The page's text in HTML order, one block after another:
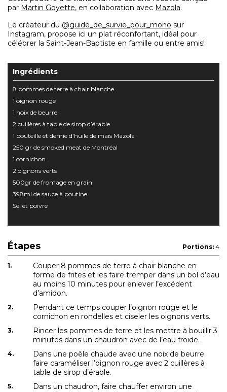
par Martin Goyette, en collaboration avec Mazola.
Le créateur du @guide_de_survie_pour_mono sur
Instagram, propose ici un plat réconfortant, idéal pour
célébrer la Saint-Jean-Baptiste en famille ou entre amis!
Ingrédients
8 pommes de terre à chair blanche
1 oignon rouge
1 noix de beurre
2 cuillères à table de sirop d’érable
1 bouteille et demie d’huile de maïs Mazola
250 gr de smoked meat de Montréal
1 cornichon
2 oignons verts
500gr de fromage en grain
398ml de sauce à poutine
Sel et poivre
Étapes Portions: 4
Couper 8 pommes de terre à chair blanche en
forme de frites et les faire tremper dans un bol d’eau
au moins 10 minutes pour enlever l’excédent
d’amidon.
Pendant ce temps couper l’oignon rouge et le
cornichon en rondelles et ciseler les oignons verts.
Rincer les pommes de terre et les mettre à bouillir 3
minutes dans un chaudron avec de l’eau froide.
Dans une poêle chaude avec une noix de beurre
faire caraméliser l’oignon rouge avec 2 cuillères à
table de sirop d’érable.
Dans un chaudron, faire chauffer environ une